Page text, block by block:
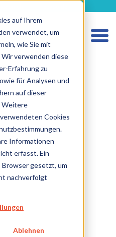
auf Ihrem
verwendet, um
wie Sie mit
verwenden diese
Erfahrung zu
für Analysen und
auf dieser
Weitere
Cookies
Informationen
erfasst. Ein
gesetzt, um
nachverfolgt
Ablehnen
MEDIZINPRODUKTE
IVD
LÖSUNGEN